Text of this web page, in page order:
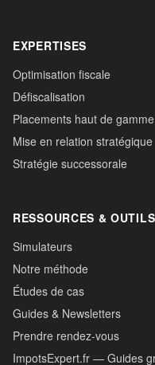
EXPERTISES
Optimisation fiscale
Défiscalisation
Placements haut de gamme
Mise en relation stratégique
Stratégie successorale
RESSOURCES & OUTILS
Simulateurs
Notre méthode
Études de cas
Guides & Newsletters
Prendre rendez-vous
ImpotsExpert.fr — Guides